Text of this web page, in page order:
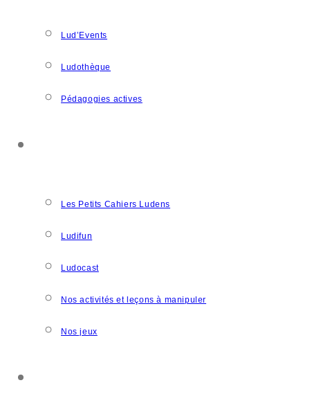
Lud’Events
Ludothèque
Pédagogies actives
Les Petits Cahiers Ludens
Ludifun
Ludocast
Nos activités et leçons à manipuler
Nos jeux